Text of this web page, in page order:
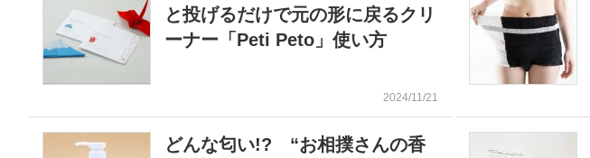
と投げるだけで元の形に戻るクリ
ーナー「Peti Peto」使い方
2024/11/21
どんな匂い!? “お相撲さんの香